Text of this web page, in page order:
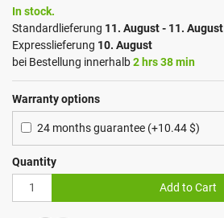
In stock.
Standardlieferung 11. August - 11. August
Expresslieferung 10. August
bei Bestellung innerhalb2 hrs 38 min
Warranty options
24 months guarantee (+10.44 $)
Quantity
Add to Cart